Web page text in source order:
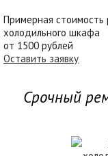
Примерная стоимость
холодильного шкафа
от 1500 рублей
Оставить заявку
Срочный